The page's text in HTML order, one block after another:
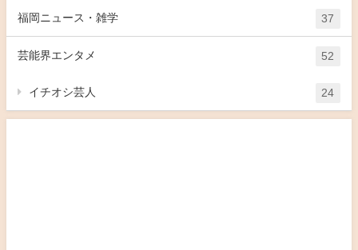
福岡ニュース・雑学 37
芸能界エンタメ 52
イチオシ芸人 24